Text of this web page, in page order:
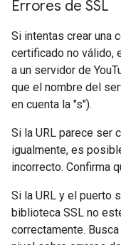
Errores de SSL
Si intentas crear una
certificado no válido,
a un servidor de
que el nombre del
en cuenta la "s").
Si la URL parece ser
igualmente, es
incorrecto. Confirma
Si la URL y el puerto
biblioteca SSL no
correctamente.